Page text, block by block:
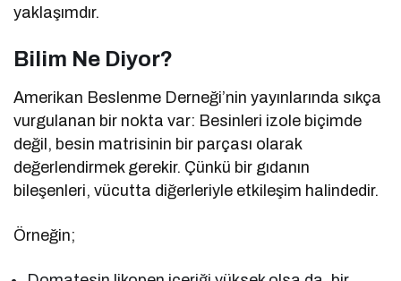
yaklaşımdır.
Bilim Ne Diyor?
Amerikan Beslenme Derneği’nin yayınlarında sıkça
vurgulanan bir nokta var: Besinleri izole biçimde
değil, besin matrisinin bir parçası olarak
değerlendirmek gerekir. Çünkü bir gıdanın
bileşenleri, vücutta diğerleriyle etkileşim halindedir.
Örneğin;